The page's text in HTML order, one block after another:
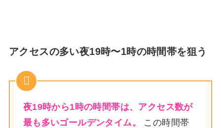
アクセスの多い夜19時〜1時の時間帯を狙う
夜19時から1時の時間帯は、アクセス数が
最も多いゴールデンタイム。
この時間帯